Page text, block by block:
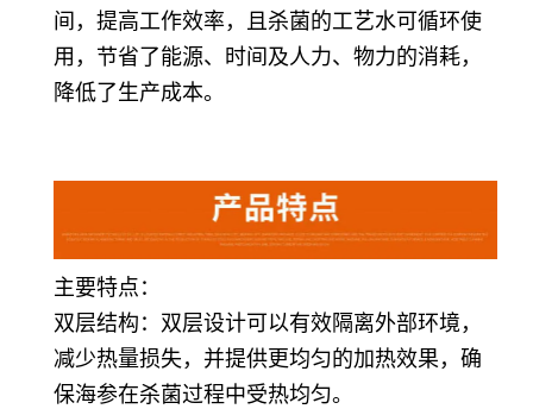
间，提高工作效率，且杀菌的工艺水可循环使
用，节省了能源、时间及人力、物力的消耗，
降低了生产成本。
主要特点：
双层结构：双层设计可以有效隔离外部环境，
减少热量损失，并提供更均匀的加热效果，确
保海参在杀菌过程中受热均匀。